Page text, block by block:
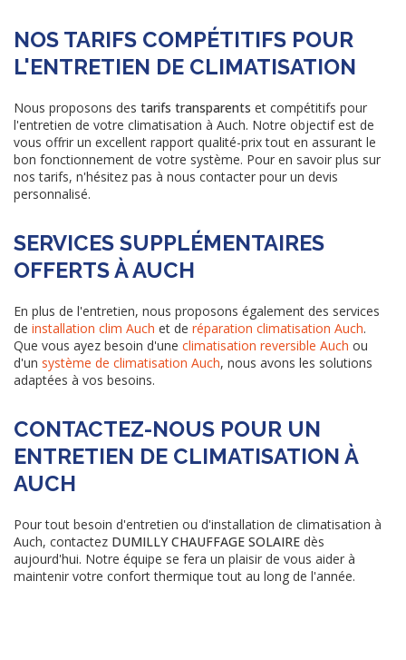
NOS TARIFS COMPÉTITIFS POUR
L'ENTRETIEN DE CLIMATISATION
Nous proposons des tarifs transparents et compétitifs pour
l'entretien de votre climatisation à Auch. Notre objectif est de
vous offrir un excellent rapport qualité-prix tout en assurant le
bon fonctionnement de votre système. Pour en savoir plus sur
nos tarifs, n'hésitez pas à nous contacter pour un devis
personnalisé.
SERVICES SUPPLÉMENTAIRES
OFFERTS À AUCH
En plus de l'entretien, nous proposons également des services
de installation clim Auch et de réparation climatisation Auch.
Que vous ayez besoin d'une climatisation reversible Auch ou
d'un système de climatisation Auch, nous avons les solutions
adaptées à vos besoins.
CONTACTEZ-NOUS POUR UN
ENTRETIEN DE CLIMATISATION À
AUCH
Pour tout besoin d'entretien ou d'installation de climatisation à
Auch, contactez DUMILLY CHAUFFAGE SOLAIRE dès
aujourd'hui. Notre équipe se fera un plaisir de vous aider à
maintenir votre confort thermique tout au long de l'année.